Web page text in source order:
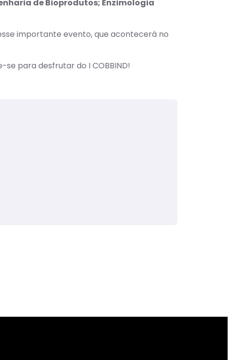
de Bioprodutos; Enzimologia
importante evento, que acontecerá no
para desfrutar do I COBBIND!